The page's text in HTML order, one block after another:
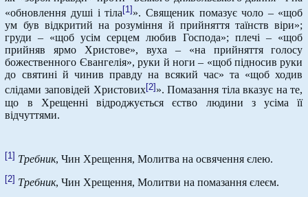
«обновлення душі і тіла [1] ». Священик помазує чоло – «щоб
ум був відкритий на розуміння й прийняття таїнств віри»;
груди – «щоб усім серцем любив Господа»; плечі – «щоб
прийняв ярмо Христове», вуха – «на прийняття голосу
божественного Євангелія», руки й ноги – «щоб підносив руки
до святині й чинив правду на всякий час» та «щоб ходив
слідами заповідей Христових[2]». Помазання тіла вказує на те,
що в Хрещенні відроджується єство людини з усіма її
відчуттями.
[1] Требник, Чин Хрещення, Молитва на освячення єлею.
[2] Требник, Чин Хрещення, Молитви на помазання єлеєм.